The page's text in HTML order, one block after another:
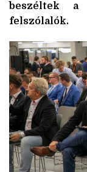
beszéltek a
felszólalók.